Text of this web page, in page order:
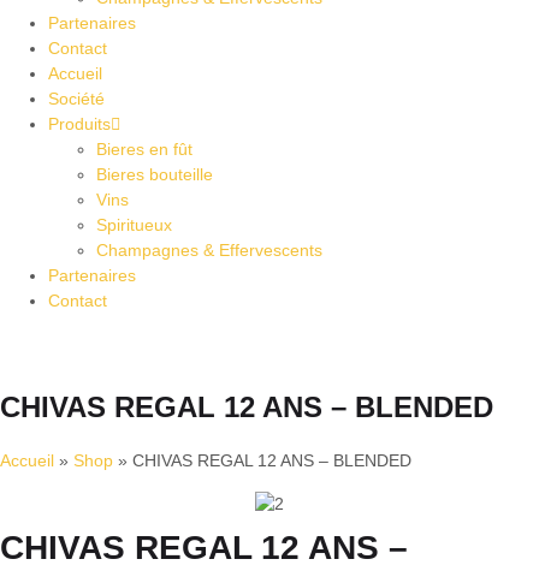
Partenaires
Contact
Accueil
Société
Produits
Bieres en fût
Bieres bouteille
Vins
Spiritueux
Champagnes & Effervescents
Partenaires
Contact
CHIVAS REGAL 12 ANS – BLENDED
Accueil » Shop » CHIVAS REGAL 12 ANS – BLENDED
CHIVAS REGAL 12 ANS –